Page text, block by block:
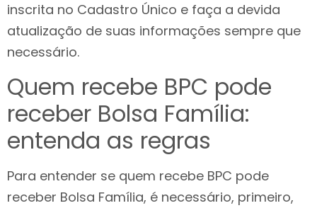
inscrita no Cadastro Único e faça a devida
atualização de suas informações sempre que
necessário.
Quem recebe BPC pode
receber Bolsa Família:
entenda as regras
Para entender se quem recebe BPC pode
receber Bolsa Família, é necessário, primeiro,